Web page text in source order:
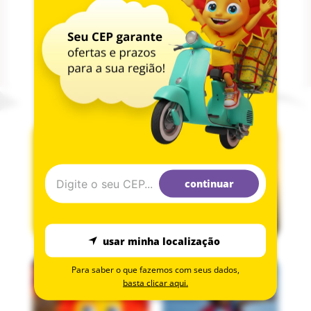
Disponivel nas cores: Azul, Rosa, Preto e Vermelho
Favor escolher a cor via email após a compra
Recomendado a partir de 3 anos
Ref. 409400
continuar
usar minha localização
Para saber o que fazemos com seus dados,
basta clicar aqui.